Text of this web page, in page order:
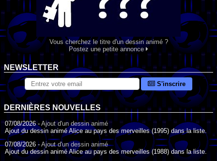
Vous cherchez le titre d'un dessin animé ?
Postez une petite annonce
NEWSLETTER
S'inscrire
DERNIÈRES NOUVELLES
07/08/2026 - Ajout d'un dessin animé
Ajout du dessin animé Alice au pays des merveilles (1995) dans la liste.
07/08/2026 - Ajout d'un dessin animé
Ajout du dessin animé Alice au pays des merveilles (1988) dans la liste.